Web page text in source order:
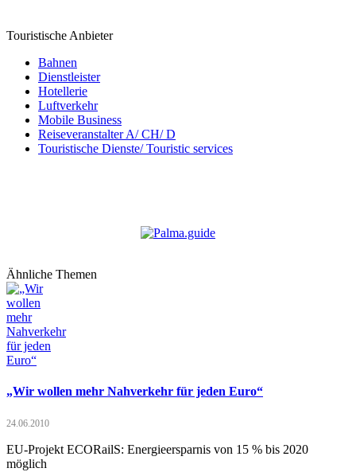
Touristische Anbieter
Bahnen
Dienstleister
Hotellerie
Luftverkehr
Mobile Business
Reiseveranstalter A/ CH/ D
Touristische Dienste/ Touristic services
Ähnliche Themen
„Wir wollen mehr Nahverkehr für jeden Euro“
24.06.2010
EU-Projekt ECORailS: Energieersparnis von 15 % bis 2020
möglich